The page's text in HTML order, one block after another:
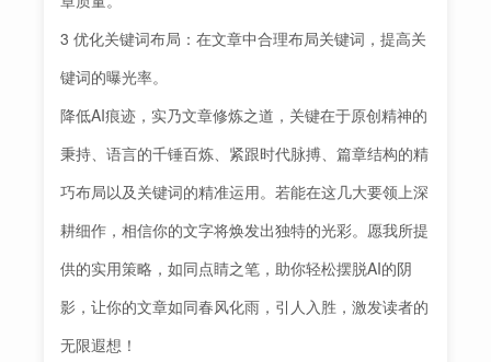
3 优化关键词布局：在文章中合理布局关键词，提高关
键词的曝光率。
降低AI痕迹，实乃文章修炼之道，关键在于原创精神的
秉持、语言的千锤百炼、紧跟时代脉搏、篇章结构的精
巧布局以及关键词的精准运用。若能在这几大要领上深
耕细作，相信你的文字将焕发出独特的光彩。愿我所提
供的实用策略，如同点睛之笔，助你轻松摆脱AI的阴
影，让你的文章如同春风化雨，引人入胜，激发读者的
无限遐想！